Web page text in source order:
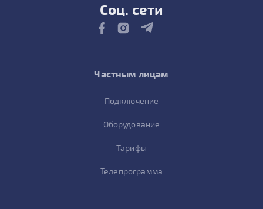
Соц. сети
Частным лицам
Подключение
Оборудование
Тарифы
Телепрограмма